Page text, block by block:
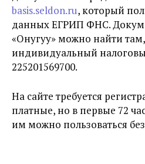
basis.seldon.ru, который
данных ЕГРИП ФНС.
«Онугуу» можно найти
индивидуальный
225201569700.
На сайте требуется
платные, но в первые 72
им можно пользоваться